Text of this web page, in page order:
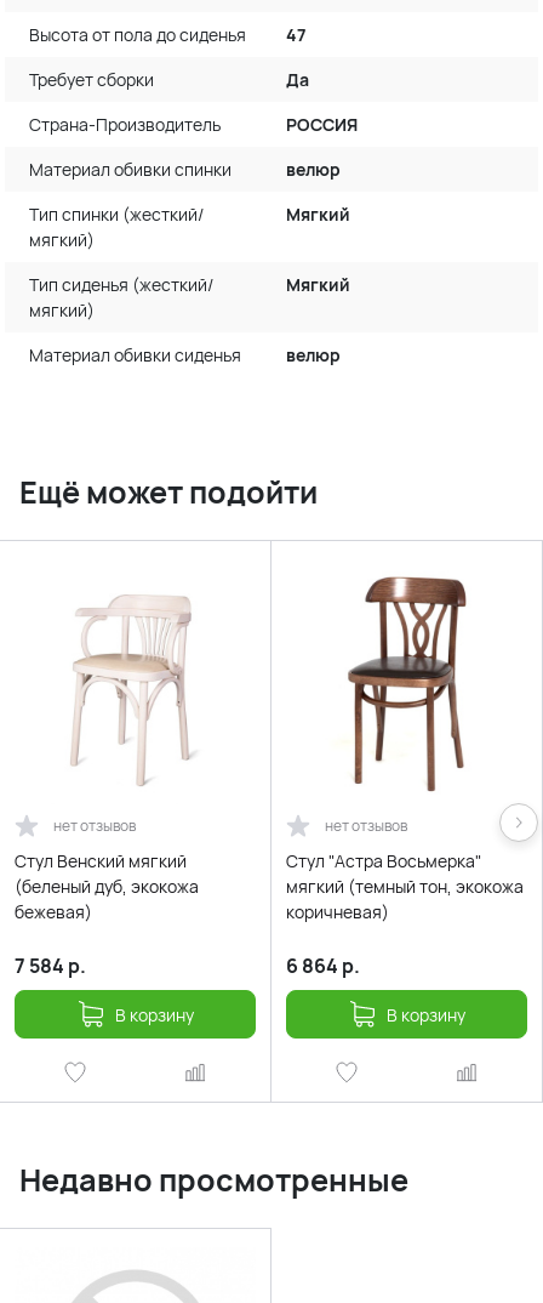
Высота от пола до сиденья
47
Требует сборки
Да
Страна-Производитель
РОССИЯ
Материал обивки спинки
велюр
Тип спинки (жесткий/
мягкий)
Мягкий
Тип сиденья (жесткий/
мягкий)
Мягкий
Материал обивки сиденья велюр
Ещё может подойти
нет отзывов
Стул Венский мягкий
(беленый дуб, экокожа
бежевая)
7 584 р.
В корзину
нет отзывов
Стул "Астра Восьмерка"
мягкий (темный тон, экокожа
коричневая)
6 864 р.
В корзину
Недавно просмотренные